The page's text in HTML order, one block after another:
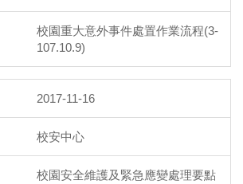
校園重大意外事件處置作業流程(3-
107.10.9)
2017-11-16
校安中心
校園安全維護及緊急應變處理要點